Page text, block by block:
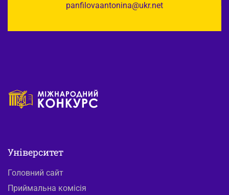
panfilovaantonina@ukr.net
Університет
Головний сайт
Приймальна комісія